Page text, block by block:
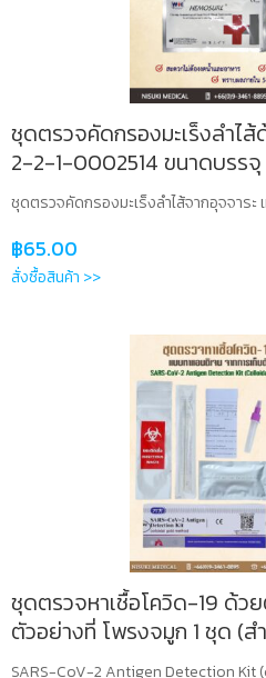
ชุดตรวจคัดกรองมะเร็งลำไ
2-2-1-0002514 ขนาดบรร
ชุดตรวจคัดกรองมะเร็งลำไส้จากอุจจาระ
฿65.00
สั่งซื้อสินค้า >>
ชุดตรวจหาเชื้อโควิด-19 ด้วย
ตัวอย่างที่ โพรงจมูก 1 ชุด (ส
SARS-CoV-2 Antigen Detection